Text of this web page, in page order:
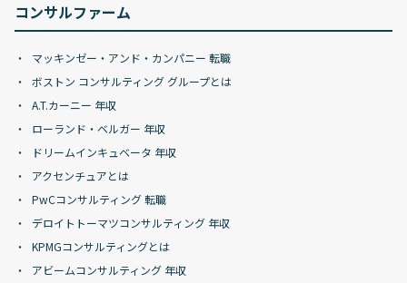
コンサルファーム
マッキンゼー・アンド・カンパニー 転職
ボストン コンサルティング グループとは
A.T.カーニー 年収
ローランド・ベルガー 年収
ドリームインキュベータ 年収
アクセンチュアとは
PwCコンサルティング 転職
デロイトトーマツコンサルティング 年収
KPMGコンサルティングとは
アビームコンサルティング 年収